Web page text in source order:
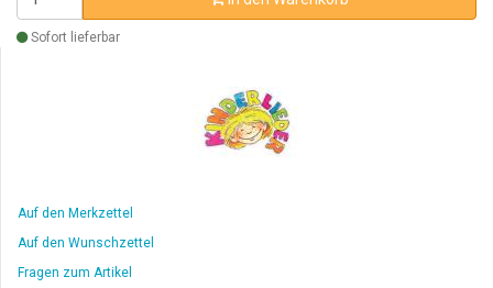
Sofort lieferbar
Auf den Merkzettel
Auf den Wunschzettel
Fragen zum Artikel